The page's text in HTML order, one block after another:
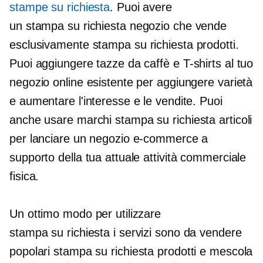
stampe su richiesta. Puoi avere
un stampa su richiestanegozio che vende
esclusivamente stampa su richiestaprodotti.
Puoi aggiungere tazze da caffè e T-shirtsal tuo
negozio online esistente per aggiungere varietà
e aumentare l'interesse e le vendite. Puoi
anche usare marchistampa su richiesta articoli
per lanciare un negozio e-commerce a
supporto della tua attuale attività commerciale
fisica.
Un ottimo modo per utilizzare
stampa su richiesta i servizi sono da vendere
popolaristampa su richiesta prodotti e mescola